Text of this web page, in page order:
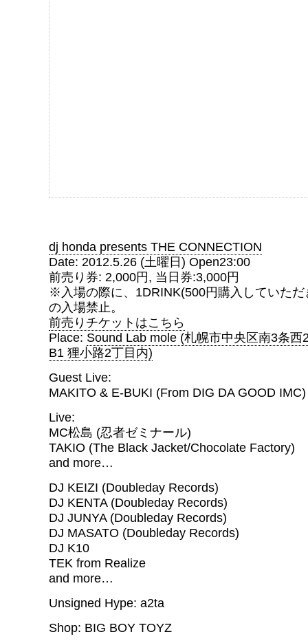
dj honda presents THE CONNECTION
Date: 2012.5.26 (土曜日) Open23:00
前売り券: 2,000円, 当日券:3,000円
※入場の際に、1DRINK(500円購入していた
の入場禁止。
前売りチケットはこちら
Place: Sound Lab mole (札幌市中央区南3条西
B1 狸小路2丁目内)
Guest Live:
MAKITO & E-BUKI (From DIG DA GOOD IMC)
Live:
MC松島 (忍者ゼミナール)
TAKIO (The Black Jacket/Chocolate Factory)
and more…
DJ KEIZI (Doubleday Records)
DJ KENTA (Doubleday Records)
DJ JUNYA (Doubleday Records)
DJ MASATO (Doubleday Records)
DJ K10
TEK from Realize
and more…
Unsigned Hype: a2ta
Shop: BIG BOY TOYZ